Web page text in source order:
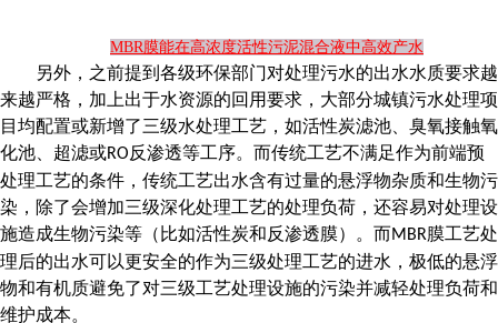
MBR膜能在高浓度活性污泥混合液中高效产水
另外，之前提到各级环保部门对处理污水的出水水质要求越
来越严格，加上出于水资源的回用要求，大部分城镇污水处理项
目均配置或新增了三级水处理工艺，如活性炭滤池、臭氧接触氧
化池、超滤或RO反渗透等工序。而传统工艺不满足作为前端预
处理工艺的条件，传统工艺出水含有过量的悬浮物杂质和生物污
染，除了会增加三级深化处理工艺的处理负荷，还容易对处理设
施造成生物污染等（比如活性炭和反渗透膜）。而MBR膜工艺处
理后的出水可以更安全的作为三级处理工艺的进水，极低的悬浮
物和有机质避免了对三级工艺处理设施的污染并减轻处理负荷和
维护成本。